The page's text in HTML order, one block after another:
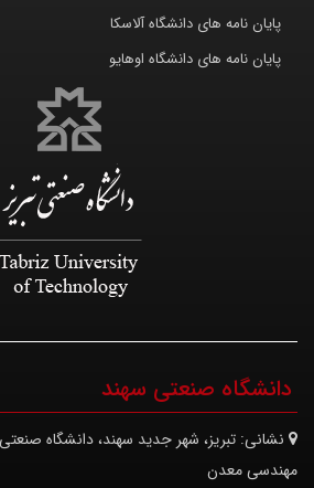
پایان نامه های دانشگاه آلاسکا
پایان نامه های دانشگاه اوهایو
دانشگاه صنعتی سهند
نشانی: تبریز، شهر جدید سهند، دانشگاه
مهندسی معدن